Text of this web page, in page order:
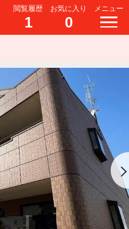
閲覧履歴
1
お気に入り
0
メニュー